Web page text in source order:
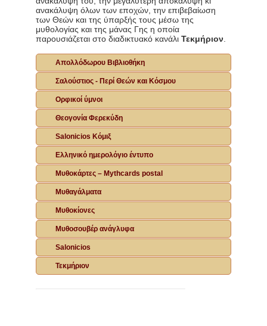
ανακάλυψη όλων των εποχών, την επιβεβαίωση
των Θεών και της ύπαρξής τους μέσω της
μυθολογίας και της μάνας Γης η οποία
παρουσιάζεται στο διαδικτυακό κανάλι Τεκμήριον.
Απολλόδωρου Βιβλιοθήκη
Σαλούστιος - Περί Θεών και Κόσμου
Ορφικοί ύμνοι
Θεογονία Φερεκύδη
Salonicios Κόμιξ
Ελληνικό ημερολόγιο έντυπο
Μυθοκάρτες – Mythcards postal
Μυθαγάλματα
Μυθοκίονες
Μυθοσουβέρ ανάγλυφα
Salonicios
Τεκμήριον